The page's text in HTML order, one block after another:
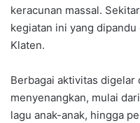
keracunan massal.
kegiatan ini yang
Klaten.
Berbagai aktivitas digelar
menyenangkan, mulai
lagu anak-anak, hingga